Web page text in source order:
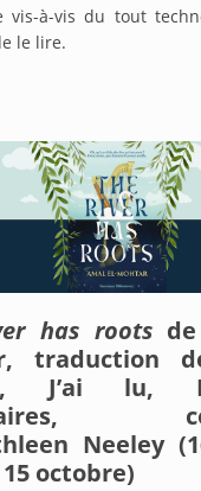
vis-à-vis du tout
le lire.
has rootsde
traduction
J’ai lu,
Neeley
15 octobre)